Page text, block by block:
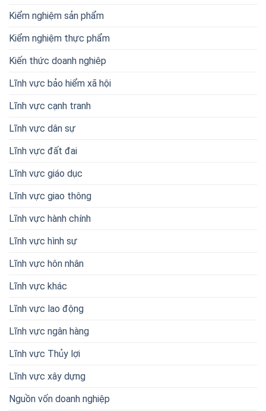
Kiểm nghiệm sản phẩm
Kiểm nghiệm thực phẩm
Kiến thức doanh nghiêp
Lĩnh vực bảo hiểm xã hội
Lĩnh vực cạnh tranh
Lĩnh vực dân sự
Lĩnh vực đất đai
Lĩnh vực giáo dục
Lĩnh vực giao thông
Lĩnh vực hành chính
Lĩnh vực hình sự
Lĩnh vực hôn nhân
Lĩnh vực khác
Lĩnh vực lao động
Lĩnh vực ngân hàng
Lĩnh vực Thủy lợi
Lĩnh vực xây dựng
Nguồn vốn doanh nghiệp